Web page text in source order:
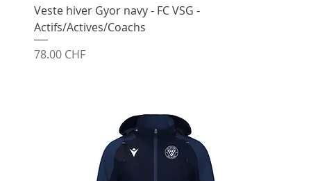
Veste hiver Gyor navy - FC VSG -
Actifs/Actives/Coachs
Prix
78.00 CHF